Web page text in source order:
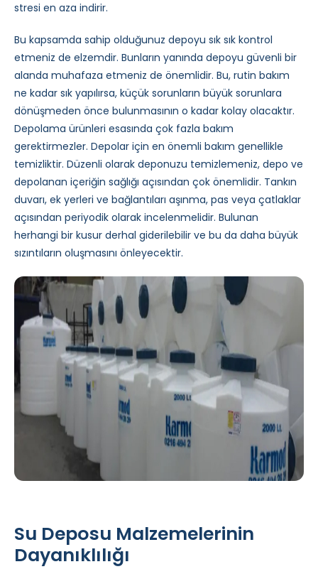
stresi en aza indirir.
Bu kapsamda sahip olduğunuz depoyu sık sık kontrol
etmeniz de elzemdir. Bunların yanında depoyu güvenli bir
alanda muhafaza etmeniz de önemlidir. Bu, rutin bakım
ne kadar sık ​​yapılırsa, küçük sorunların büyük sorunlara
dönüşmeden önce bulunmasının o kadar kolay olacaktır.
Depolama ürünleri esasında çok fazla bakım
gerektirmezler. Depolar için en önemli bakım genellikle
temizliktir. Düzenli olarak deponuzu temizlemeniz, depo ve
depolanan içeriğin sağlığı açısından çok önemlidir. Tankın
duvarı, ek yerleri ve bağlantıları aşınma, pas veya çatlaklar
açısından periyodik olarak incelenmelidir. Bulunan
herhangi bir kusur derhal giderilebilir ve bu da daha büyük
sızıntıların oluşmasını önleyecektir.
Su Deposu Malzemelerinin
Dayanıklılığı